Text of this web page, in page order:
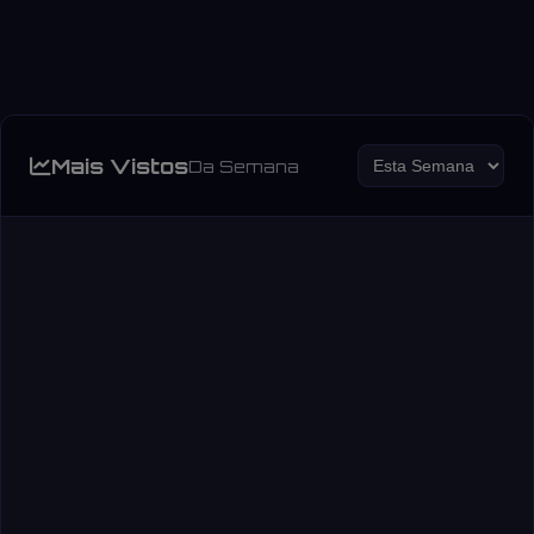
Mais VistosDa Semana